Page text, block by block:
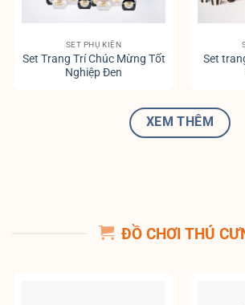
SET PHỤ KIỆN
Set Trang Trí Chúc Mừng Tốt
Nghiệp Đen
Set
XEM THÊM
ĐỒ CHƠI THÚ